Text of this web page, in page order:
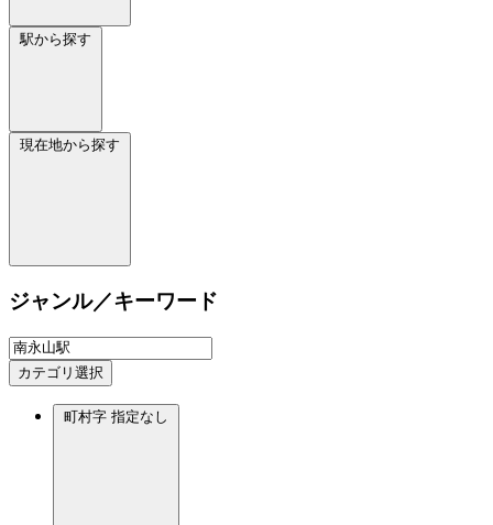
駅から探す
現在地から探す
ジャンル／キーワード
カテゴリ選択
町村字 指定なし